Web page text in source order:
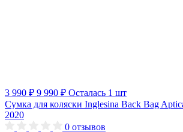
3 990 ₽ 9 990 ₽ Осталась 1 шт
Сумка для коляски Inglesina Back Bag
2020
0 отзывов